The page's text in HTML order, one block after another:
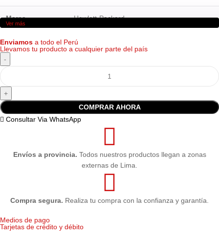
Marca Hewlett-Packard
Condición Original
Ver más
Enviamos a todo el Perú
Llevamos tu producto a cualquier parte del país
COMPRAR AHORA
Consultar Via WhatsApp
Envíos a provincia. Todos nuestros productos llegan a zonas
externas de Lima.
Compra segura. Realiza tu compra con la confianza y garantía.
Medios de pago
Tarjetas de crédito y débito